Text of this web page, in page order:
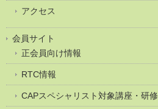
アクセス
会員サイト
正会員向け情報
RTC情報
CAPスペシャリスト対象講座・研修